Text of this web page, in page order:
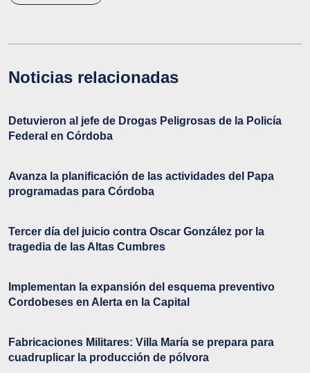
Noticias relacionadas
Detuvieron al jefe de Drogas Peligrosas de la Policía
Federal en Córdoba
Avanza la planificación de las actividades del Papa
programadas para Córdoba
Tercer día del juicio contra Oscar González por la
tragedia de las Altas Cumbres
Implementan la expansión del esquema preventivo
Cordobeses en Alerta en la Capital
Fabricaciones Militares: Villa María se prepara para
cuadruplicar la producción de pólvora